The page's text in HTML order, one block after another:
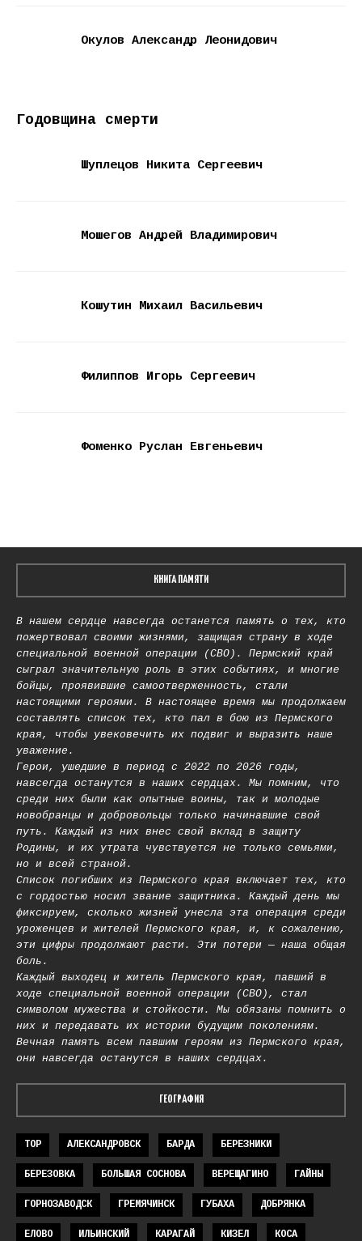
Окулов Александр Леонидович
Годовщина смерти
Шуплецов Никита Сергеевич
Мошегов Андрей Владимирович
Кошутин Михаил Васильевич
Филиппов Игорь Сергеевич
Фоменко Руслан Евгеньевич
КНИГА ПАМЯТИ
В нашем сердце навсегда останется память о тех, кто
пожертвовал своими жизнями, защищая страну в ходе
специальной военной операции (СВО). Пермский край
сыграл значительную роль в этих событиях, и многие
бойцы, проявившие самоотверженность, стали
настоящими героями. В настоящее время мы продолжаем
составлять список тех, кто пал в бою из Пермского
края, чтобы увековечить их подвиг и выразить наше
уважение.
Герои, ушедшие в период с 2022 по 2026 годы,
навсегда останутся в наших сердцах. Мы помним, что
среди них были как опытные воины, так и молодые
новобранцы и добровольцы только начинавшие свой
путь. Каждый из них внес свой вклад в защиту
Родины, и их утрата чувствуется не только семьями,
но и всей страной.
Список погибших из Пермского края включает тех, кто
с гордостью носил звание защитника. Каждый день мы
фиксируем, сколько жизней унесла эта операция среди
уроженцев и жителей Пермского края, и, к сожалению,
эти цифры продолжают расти. Эти потери — наша общая
боль.
Каждый выходец и житель Пермского края, павший в
ходе специальной военной операции (СВО), стал
символом мужества и стойкости. Мы обязаны помнить о
них и передавать их истории будущим поколениям.
Вечная память всем павшим героям из Пермского края,
они навсегда останутся в наших сердцах.
ГЕОГРАФИЯ
TOP АЛЕКСАНДРОВСК БАРДА БЕРЕЗНИКИ
БЕРЕЗОВКА БОЛЬШАЯ СОСНОВА ВЕРЕЩАГИНО ГАЙНЫ
ГОРНОЗАВОДСК ГРЕМЯЧИНСК ГУБАХА ДОБРЯНКА
ЕЛОВО ИЛЬИНСКИЙ КАРАГАЙ КИЗЕЛ КОСА